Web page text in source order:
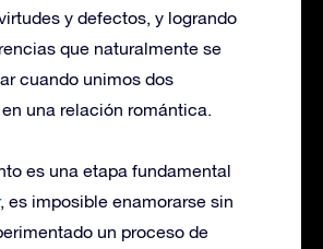
y defectos, y logrando
que naturalmente se
cuando unimos dos
una relación romántica.
es una etapa fundamental
, es imposible enamorarse sin
un proceso de